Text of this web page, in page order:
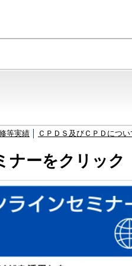
等実績 ＣＰＤＳ及びＣＰＤにつ
ナーをクリック